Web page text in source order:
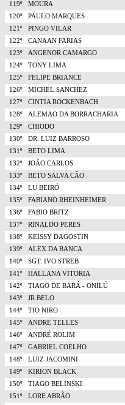
119º
MOURA
120º
PAULO MARQUES
121º
PINGO VILAR
122º
CANAAN FARIAS
123º
ANGENOR CAMARGO
124º
TONY LIMA
125º
FELIPE BRIANCE
126º
MICHEL SANCHEZ
127º
CINTIA ROCKENBACH
128º
ALEMAO DA BORRACHARIA
129º
CHIODO
130º
DR. LUIZ BARROSO
131º
BETO LIMA
132º
JOÃO CARLOS
133º
BETO SALVA CÃO
134º
LU BEIRÓ
135º
FABIANO RHEINHEIMER
136º
FABIO BRITZ
137º
RINALDO PERES
138º
KEISSY DAGOSTIN
139º
ALEX DA BANCA
140º
SGT. IVO STREB
141º
HALLANA VITORIA
142º
TIAGO DE BARÁ - ONILÚ
143º
JR BELO
144º
TIO NIRO
145º
ANDRE TELLES
146º
ANDRÉ ROLIM
147º
GABRIEL COELHO
148º
LUIZ JACOMINI
149º
KIRION BLACK
150º
TIAGO BELINSKI
151º
LORE ABRÃO